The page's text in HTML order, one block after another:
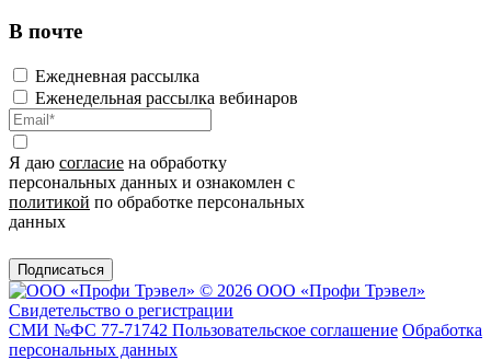
В почте
Ежедневная рассылка
Еженедельная рассылка вебинаров
Я даю согласие на обработку
персональных данных и ознакомлен с
политикой по обработке персональных
данных
Подписаться
© 2026 ООО «Профи Трэвeл»
Свидетельство о регистрации
СМИ №ФС 77-71742 Пользовательское соглашение Обработка
персональных данных